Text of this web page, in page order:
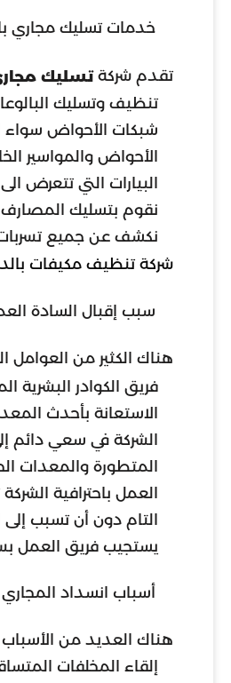
خدمات تسليك مجاري
تقدم شركةتسليك
تنظيف وتسليك
شبكات الأحواض سواء
الأحواض والمواسير
البيارات التي تتعرض
نقوم بتسليك المصارف
نكشف عن جميع تسربات
شركة تنظيف مكيفات
سبب إقبال السادة
هناك الكثير من
فريق الكوادر
الاستعانة بأحدث
الشركة في سعي دائم
المتطورة والمعدات
العمل باحترافية
التام دون أن تسبب إلى
يستجيب فريق العمل
أسباب انسداد المجاري
هناك العديد من الأسباب
إلقاء المخلفات